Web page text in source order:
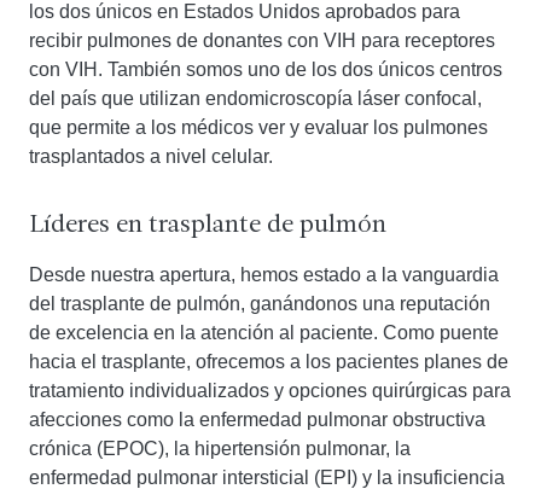
los dos únicos en Estados Unidos aprobados para
recibir pulmones de donantes con VIH para receptores
con VIH. También somos uno de los dos únicos centros
del país que utilizan endomicroscopía láser confocal,
que permite a los médicos ver y evaluar los pulmones
trasplantados a nivel celular.
Líderes en trasplante de pulmón
Desde nuestra apertura, hemos estado a la vanguardia
del trasplante de pulmón, ganándonos una reputación
de excelencia en la atención al paciente. Como puente
hacia el trasplante, ofrecemos a los pacientes planes de
tratamiento individualizados y opciones quirúrgicas para
afecciones como la enfermedad pulmonar obstructiva
crónica (EPOC), la hipertensión pulmonar, la
enfermedad pulmonar intersticial (EPI) y la insuficiencia